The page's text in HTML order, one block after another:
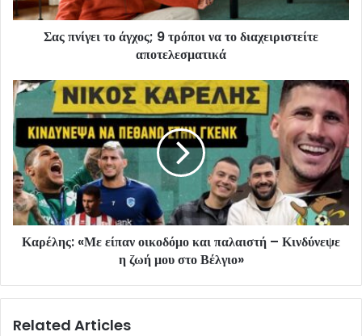
Σας πνίγει το άγχος; 9 τρόποι να το διαχειριστείτε
αποτελεσματικά
Καρέλης: «Με είπαν οικοδόμο και παλαιστή – Κινδύνεψε
η ζωή μου στο Βέλγιο»
Related Articles